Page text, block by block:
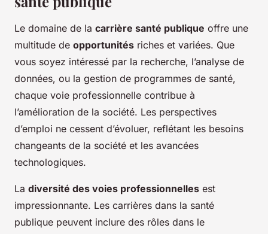
Le domaine de la carrière santé publique offre une
multitude de opportunités riches et variées. Que
vous soyez intéressé par la recherche, l’analyse de
données, ou la gestion de programmes de santé,
chaque voie professionnelle contribue à
l’amélioration de la société. Les perspectives
d’emploi ne cessent d’évoluer, reflétant les besoins
changeants de la société et les avancées
technologiques.
La diversité des voies professionnelles est
impressionnante. Les carrières dans la santé
publique peuvent inclure des rôles dans le